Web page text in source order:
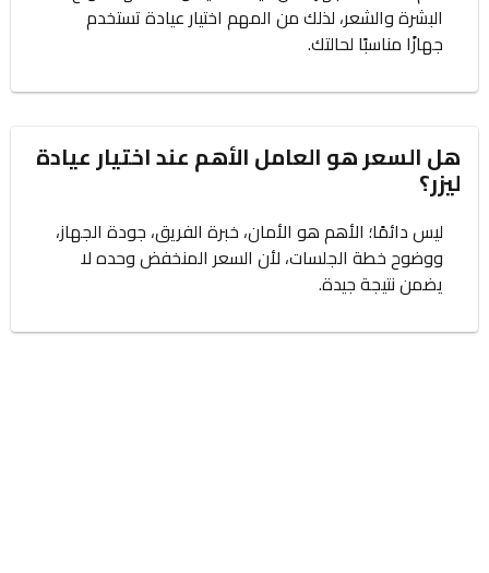
البشرة والشعر، لذلك من المهم اختيار عيادة تستخدم
جهازًا مناسبًا لحالتك.
هل السعر هو العامل الأهم عند اختيار عيادة
ليزر؟
ليس دائمًا؛ الأهم هو الأمان، خبرة الفريق، جودة الجهاز،
ووضوح خطة الجلسات، لأن السعر المنخفض وحده لا
يضمن نتيجة جيدة.